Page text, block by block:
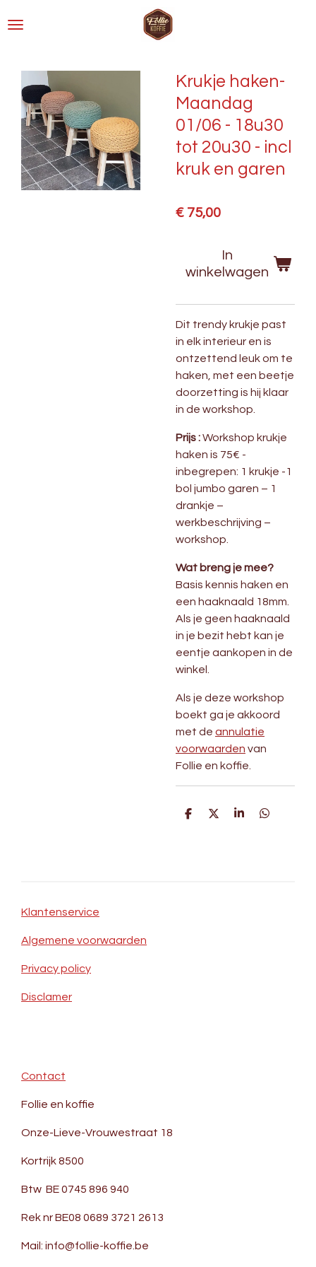
direct
hoofdinhoud
Krukje haken-
Maandag
01/06 - 18u30
tot 20u30 - incl
kruk en garen
€ 75,00
In
winkelwagen
Dit trendy krukje past
in elk interieur en is
ontzettend leuk om te
haken, met een beetje
doorzetting is hij klaar
in de workshop.
Prijs :Workshop krukje
haken is 75€ -
inbegrepen: 1 krukje -1
bol jumbo garen – 1
drankje –
werkbeschrijving –
workshop.
Wat breng je mee?
Basis kennis haken en
een haaknaald 18mm.
Als je geen haaknaald
in je bezit hebt kan je
eentje aankopen in de
winkel.
Als je deze workshop
boekt ga je akkoord
met de annulatie
voorwaarden van
Follie en koffie.
D
D
S
D
Klantenservice
Algemene voorwaarden
Privacy policy
Disclamer
Contact
Follie en koffie
Onze-Lieve-Vrouwestraat 18
Kortrijk 8500
Btw BE 0745 896 940
Rek nr BE08 0689 3721 2613
Mail: info@follie-koffie.be